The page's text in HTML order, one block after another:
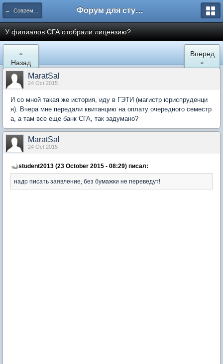
← Современная Гуманитарная Академия Форум для студента СГА
У филиалов СГА отобрали лицензию?
«
Назад
Вперед
»
MaratSal
24 Oct 2015
И со мной такая же история, иду в ГЭТИ (магистр юриспруденци
я). Вчера мне передали квитанцию на оплату очередного семестр
а, а там все еще банк СГА, так задумано?
MaratSal
24 Oct 2015
student2013 (23 October 2015 - 08:29) писал:
надо писать заявление, без бумажки не переведут!